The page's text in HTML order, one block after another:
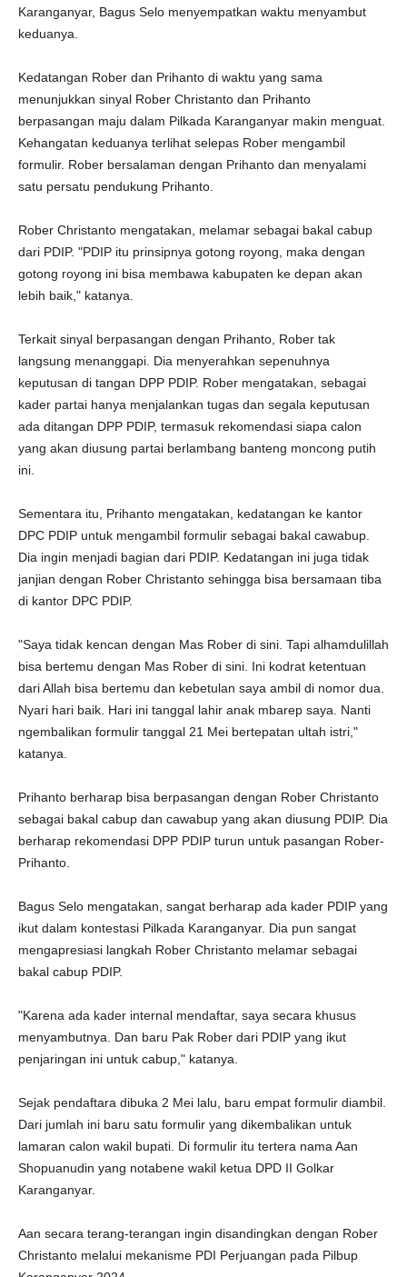
Karanganyar, Bagus Selo menyempatkan waktu menyambut
keduanya.
Kedatangan Rober dan Prihanto di waktu yang sama
menunjukkan sinyal Rober Christanto dan Prihanto
berpasangan maju dalam Pilkada Karanganyar makin menguat.
Kehangatan keduanya terlihat selepas Rober mengambil
formulir. Rober bersalaman dengan Prihanto dan menyalami
satu persatu pendukung Prihanto.
Rober Christanto mengatakan, melamar sebagai bakal cabup
dari PDIP. "PDIP itu prinsipnya gotong royong, maka dengan
gotong royong ini bisa membawa kabupaten ke depan akan
lebih baik," katanya.
Terkait sinyal berpasangan dengan Prihanto, Rober tak
langsung menanggapi. Dia menyerahkan sepenuhnya
keputusan di tangan DPP PDIP. Rober mengatakan, sebagai
kader partai hanya menjalankan tugas dan segala keputusan
ada ditangan DPP PDIP, termasuk rekomendasi siapa calon
yang akan diusung partai berlambang banteng moncong putih
ini.
Sementara itu, Prihanto mengatakan, kedatangan ke kantor
DPC PDIP untuk mengambil formulir sebagai bakal cawabup.
Dia ingin menjadi bagian dari PDIP. Kedatangan ini juga tidak
janjian dengan Rober Christanto sehingga bisa bersamaan tiba
di kantor DPC PDIP.
"Saya tidak kencan dengan Mas Rober di sini. Tapi alhamdulillah
bisa bertemu dengan Mas Rober di sini. Ini kodrat ketentuan
dari Allah bisa bertemu dan kebetulan saya ambil di nomor dua.
Nyari hari baik. Hari ini tanggal lahir anak mbarep saya. Nanti
ngembalikan formulir tanggal 21 Mei bertepatan ultah istri,"
katanya.
Prihanto berharap bisa berpasangan dengan Rober Christanto
sebagai bakal cabup dan cawabup yang akan diusung PDIP. Dia
berharap rekomendasi DPP PDIP turun untuk pasangan Rober-
Prihanto.
Bagus Selo mengatakan, sangat berharap ada kader PDIP yang
ikut dalam kontestasi Pilkada Karanganyar. Dia pun sangat
mengapresiasi langkah Rober Christanto melamar sebagai
bakal cabup PDIP.
"Karena ada kader internal mendaftar, saya secara khusus
menyambutnya. Dan baru Pak Rober dari PDIP yang ikut
penjaringan ini untuk cabup," katanya.
Sejak pendaftara dibuka 2 Mei lalu, baru empat formulir diambil.
Dari jumlah ini baru satu formulir yang dikembalikan untuk
lamaran calon wakil bupati. Di formulir itu tertera nama Aan
Shopuanudin yang notabene wakil ketua DPD II Golkar
Karanganyar.
Aan secara terang-terangan ingin disandingkan dengan Rober
Christanto melalui mekanisme PDI Perjuangan pada Pilbup